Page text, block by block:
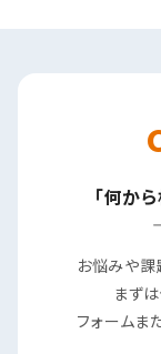
「何か
お悩みや課
まず
フォームま